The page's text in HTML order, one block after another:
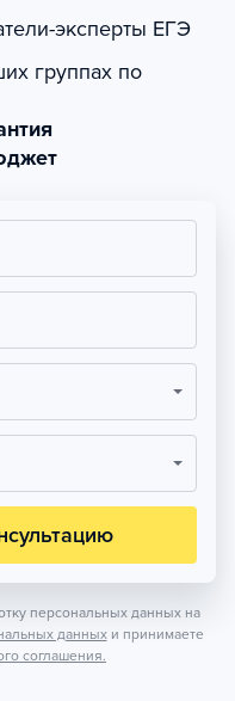
эксперты ЕГЭ
группах по
персональных данных на
данных и принимаете
соглашения.